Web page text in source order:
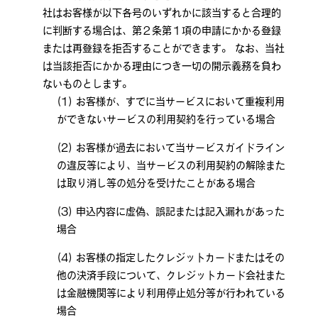
社はお客様が以下各号のいずれかに該当すると合理的
に判断する場合は、第２条第１項の申請にかかる登録
または再登録を拒否することができます。 なお、当社
は当該拒否にかかる理由につき一切の開示義務を負わ
ないものとします。
お客様が、すでに当サービスにおいて重複利用
ができないサービスの利用契約を行っている場合
お客様が過去において当サービスガイドライン
の違反等により、当サービスの利用契約の解除また
は取り消し等の処分を受けたことがある場合
申込内容に虚偽、誤記または記入漏れがあった
場合
お客様の指定したクレジットカードまたはその
他の決済手段について、クレジットカード会社また
は金融機関等により利用停止処分等が行われている
場合